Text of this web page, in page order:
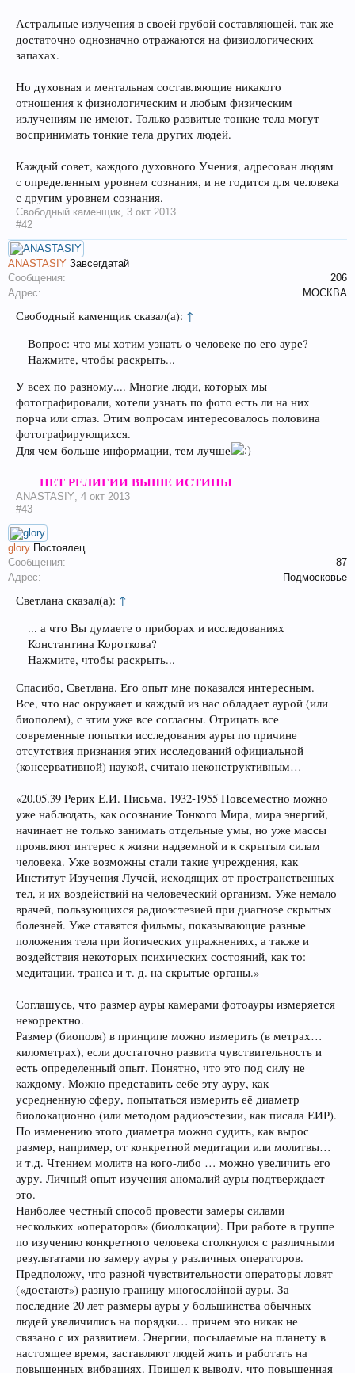
Астральные излучения в своей грубой составляющей, так же
достаточно однозначно отражаются на физиологических
запахах.
Но духовная и ментальная составляющие никакого
отношения к физиологическим и любым физическим
излучениям не имеют. Только развитые тонкие тела могут
воспринимать тонкие тела других людей.
Каждый совет, каждого духовного Учения, адресован людям
с определенным уровнем сознания, и не годится для человека
с другим уровнем сознания.
Свободный каменщик, 3 окт 2013
#42
ANASTASIY Завсегдатай
Сообщения:
206
Адрес:
МОСКВА
Свободный каменщик сказал(а): ↑
Вопрос: что мы хотим узнать о человеке по его ауре?
Нажмите, чтобы раскрыть...
У всех по разному.... Многие люди, которых мы
фотографировали, хотели узнать по фото есть ли на них
порча или сглаз. Этим вопросам интересовалось половина
фотографирующихся.
Для чем больше информации, тем лучше
НЕТ РЕЛИГИИ ВЫШЕ ИСТИНЫ
ANASTASIY, 4 окт 2013
#43
glory Постоялец
Сообщения:
87
Адрес:
Подмосковье
Светлана сказал(а): ↑
... а что Вы думаете о приборах и исследованиях
Константина Короткова?
Нажмите, чтобы раскрыть...
Спасибо, Светлана. Его опыт мне показался интересным.
Все, что нас окружает и каждый из нас обладает аурой (или
биополем), с этим уже все согласны. Отрицать все
современные попытки исследования ауры по причине
отсутствия признания этих исследований официальной
(консервативной) наукой, считаю неконструктивным…
«20.05.39 Рерих Е.И. Письма. 1932-1955 Повсеместно можно
уже наблюдать, как осознание Тонкого Мира, мира энергий,
начинает не только занимать отдельные умы, но уже массы
проявляют интерес к жизни надземной и к скрытым силам
человека. Уже возможны стали такие учреждения, как
Институт Изучения Лучей, исходящих от пространственных
тел, и их воздействий на человеческий организм. Уже немало
врачей, пользующихся радиоэстезией при диагнозе скрытых
болезней. Уже ставятся фильмы, показывающие разные
положения тела при йогических упражнениях, а также и
воздействия некоторых психических состояний, как то:
медитации, транса и т. д. на скрытые органы.»
Соглашусь, что размер ауры камерами фотоауры измеряется
некорректно.
Размер (биополя) в принципе можно измерить (в метрах…
километрах), если достаточно развита чувствительность и
есть определенный опыт. Понятно, что это под силу не
каждому. Можно представить себе эту ауру, как
усредненную сферу, попытаться измерить её диаметр
биолокационно (или методом радиоэстезии, как писала ЕИР).
По изменению этого диаметра можно судить, как вырос
размер, например, от конкретной медитации или молитвы…
и т.д. Чтением молитв на кого-либо … можно увеличить его
ауру. Личный опыт изучения аномалий ауры подтверждает
это.
Наиболее честный способ провести замеры силами
нескольких «операторов» (биолокации). При работе в группе
по изучению конкретного человека столкнулся с различными
результатами по замеру ауры у различных операторов.
Предположу, что разной чувствительности операторы ловят
(«достают») разную границу многослойной ауры. За
последние 20 лет размеры ауры у большинства обычных
людей увеличились на порядки… причем это никак не
связано с их развитием. Энергии, посылаемые на планету в
настоящее время, заставляют людей жить и работать на
повышенных вибрациях. Пришел к выводу, что повышенная